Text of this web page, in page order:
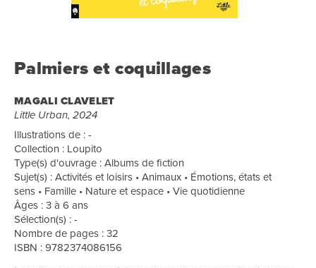
Palmiers et coquillages
MAGALI CLAVELET
Little Urban, 2024
Illustrations de : -
Collection : Loupito
Type(s) d'ouvrage : Albums de fiction
Sujet(s) : Activités et loisirs • Animaux • Émotions, états et
sens • Famille • Nature et espace • Vie quotidienne
Âges : 3 à 6 ans
Sélection(s) : -
Nombre de pages : 32
ISBN : 9782374086156